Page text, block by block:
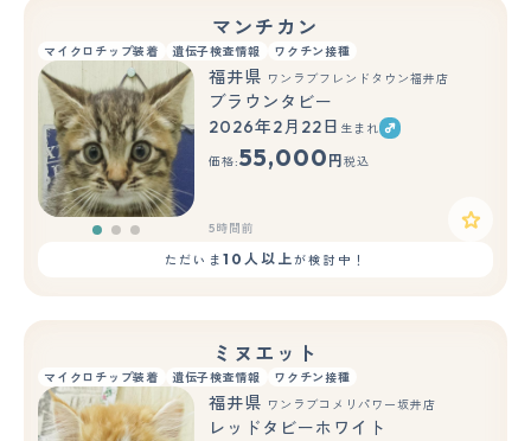
マンチカン
マイクロチップ装着 遺伝子検査情報 ワクチン接種
もっと見る
福井県 ワンラブフレンドタウン福井店
ブラウンタビー
2026年2月22日 生まれ
価格:55,000 円 税込
5時間前
ただいま 10人以上が検討中！
ミヌエット
マイクロチップ装着 遺伝子検査情報 ワクチン接種
福井県 ワンラブコメリパワー坂井店
レッドタビーホワイト